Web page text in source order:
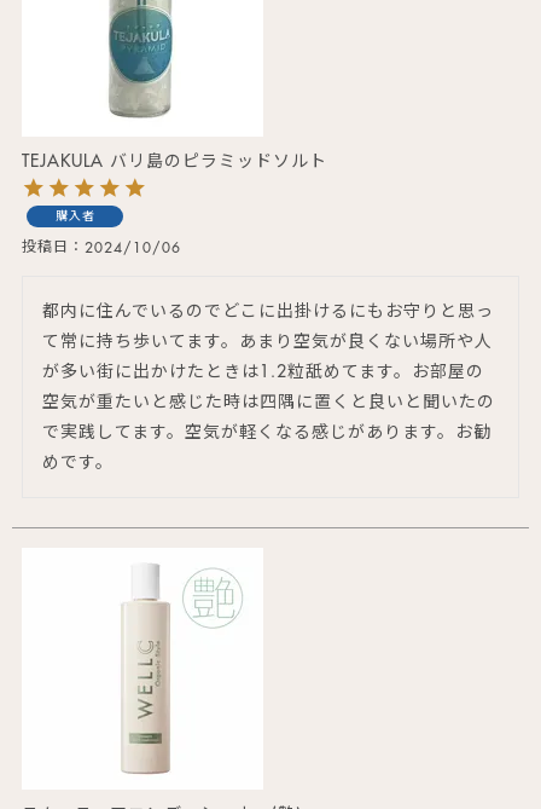
TEJAKULA バリ島のピラミッドソルト
購入者
投稿日 2024/10/06
都内に住んでいるのでどこに出掛けるにもお守りと思っ
て常に持ち歩いてます。あまり空気が良くない場所や人
が多い街に出かけたときは1.2粒舐めてます。お部屋の
空気が重たいと感じた時は四隅に置くと良いと聞いたの
で実践してます。空気が軽くなる感じがあります。お勧
めです。